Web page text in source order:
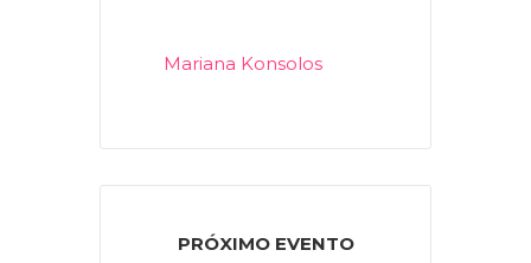
Mariana Konsolos
PRÓXIMO EVENTO